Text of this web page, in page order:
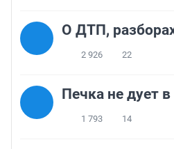
О ДТП,
2 926 22
Печка не дует
1 793 14